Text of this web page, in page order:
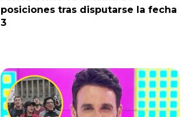
posiciones tras disputarse la fecha
3